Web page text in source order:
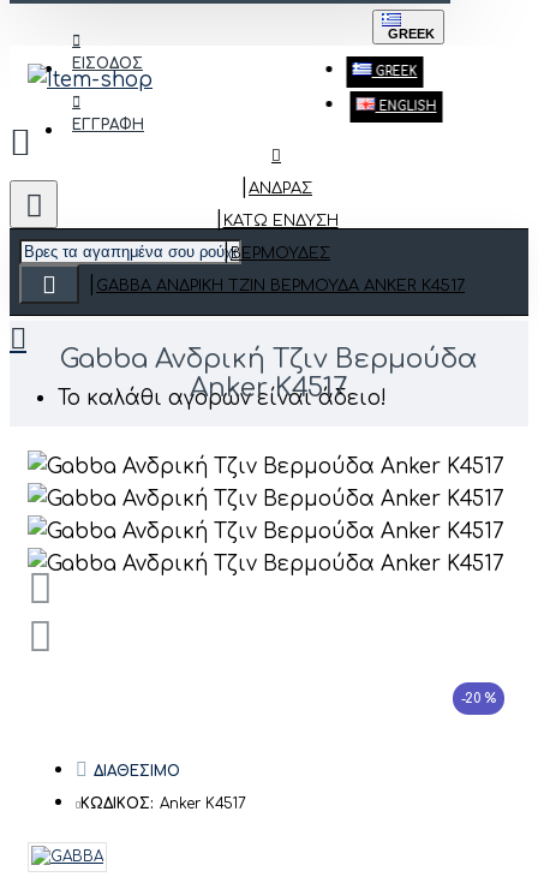
ΕΙΣΟΔΟΣ
ΕΓΓΡΑΦΗ
GREEK
GREEK
ENGLISH
Το καλάθι αγορών είναι άδειο!
ΑΝΔΡΑΣ
ΚΆΤΩ ΈΝΔΥΣΗ
ΒΕΡΜΟΎΔΕΣ
GABBA ΑΝΔΡΙΚΉ ΤΖΙΝ ΒΕΡΜΟΎΔΑ ANKER K4517
Gabba Ανδρική Τζιν Βερμούδα
Anker K4517
-20 %
ΔΙΑΘΕΣΙΜΟ
ΚΩΔΙΚΟΣ: Anker K4517